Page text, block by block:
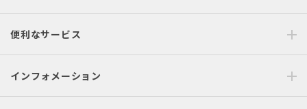
便利なサービス
インフォメーション